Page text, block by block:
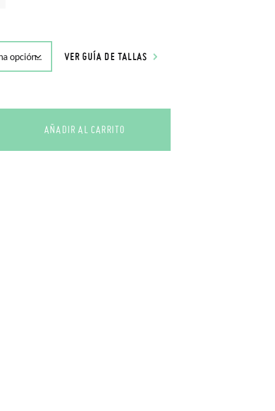
VER GUÍA DE TALLAS
AÑADIR AL CARRITO